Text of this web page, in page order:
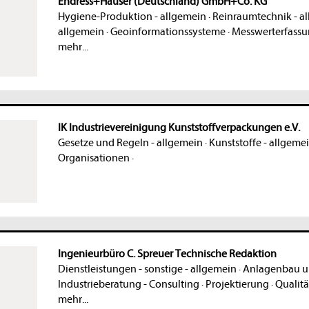
Hygiene-Produktion - allgemein · Reinraumtechnik -
allgemein ·Geoinformationssysteme·
mehr...
IK Industrievereinigung Kunststoffverpackungen e.V.
Gesetze und Regeln - allgemein · Kunststoffe -
Organisationen ·
Ingenieurbüro C. Spreuer Technische Redaktion
Dienstleistungen - sonstige - allgemein ·Anlagenbau
Industrieberatung - Consulting · Projektierung ·
mehr...